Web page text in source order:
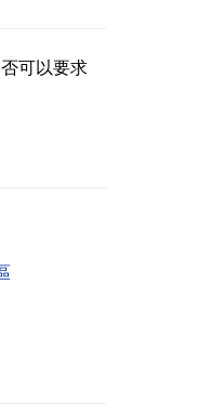
可以要求